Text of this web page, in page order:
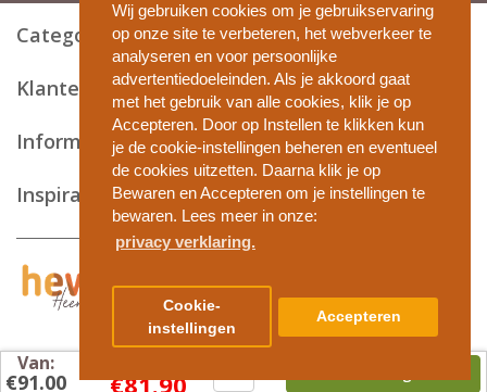
Wij gebruiken cookies om je gebruikservaring
op onze site te verbeteren, het webverkeer te
analyseren en voor persoonlijke
advertentiedoeleinden. Als je akkoord gaat
met het gebruik van alle cookies, klik je op
Accepteren. Door op Instellen te klikken kun
je de cookie-instellingen beheren en eventueel
de cookies uitzetten. Daarna klik je op
Bewaren en Accepteren om je instellingen te
bewaren. Lees meer in onze:
privacy verklaring.
Cookie-
instellingen
Accepteren
Van:
€91.00 €81.90
Categorieën
Klantenservice
Informatie en tips
Inspiratie
Privacy en cookies
Algemene voorwaarden
Disclaimer
Winkelwagen